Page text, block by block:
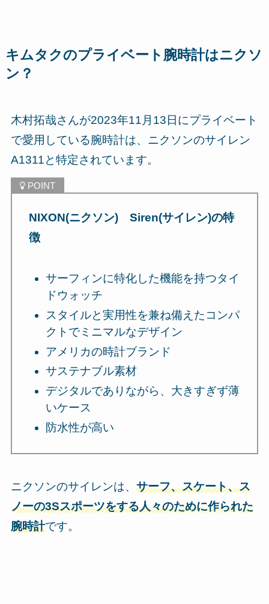
キムタクのプライベート腕時計はニクソ
ン？
木村拓哉さんが2023年11月13日にプライベート
で愛用している腕時計は、 ニクソンのサイレン
A1311と特定されています。
NIXON(ニクソン) Siren(サイレン)の特
徴
サーフィンに特化した機能を持つタイ
ドウォッチ
スタイルと実用性を兼ね備えたコンパ
クトでミニマルなデザイン
アメリカの時計ブランド
サステナブル素材
デジタルでありながら、大きすぎず薄
いケース
防水性が高い
ニクソンのサイレンは、 サーフ、スケート、ス
ノーの3Sスポーツをする人々のために作られた
腕時計です。